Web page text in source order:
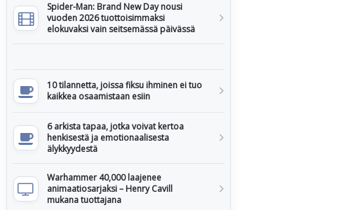
Spider-Man: Brand New Day nousi
vuoden 2026 tuottoisimmaksi
elokuvaksi vain seitsemässä päivässä
10 tilannetta, joissa fiksu ihminen ei tuo
kaikkea osaamistaan esiin
6 arkista tapaa, jotka voivat kertoa
henkisestä ja emotionaalisesta
älykkyydestä
Warhammer 40,000 laajenee
animaatiosarjaksi – Henry Cavill
mukana tuottajana